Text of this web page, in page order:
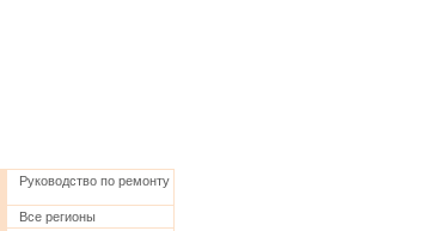
Руководство по ремонту
Все регионы